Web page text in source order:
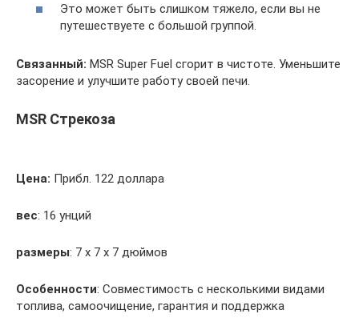
Это может быть слишком тяжело, если вы не
путешествуете с большой группой.
Связанный: MSR Super Fuel сгорит в чистоте. Уменьшите
засорение и улучшите работу своей печи.
MSR Стрекоза
Цена: Прибл. 122 доллара
вес: 16 унций
размеры: 7 х 7 х 7 дюймов
Особенности: Совместимость с несколькими видами
топлива, самоочищение, гарантия и поддержка